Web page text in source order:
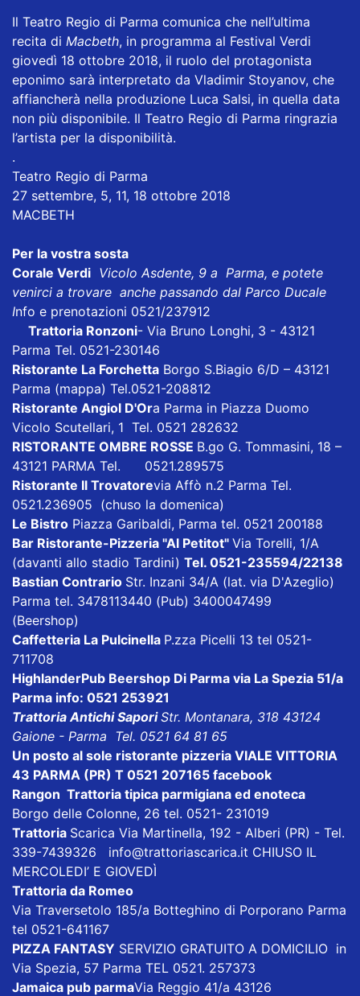
Il Teatro Regio di Parma comunica che nell’ultima
recita di Macbeth, in programma al Festival Verdi
giovedì 18 ottobre 2018, il ruolo del protagonista
eponimo sarà interpretato da Vladimir Stoyanov, che
affiancherà nella produzione Luca Salsi, in quella data
non più disponibile. Il Teatro Regio di Parma ringrazia
l’artista per la disponibilità.
.
Teatro Regio di Parma
27 settembre, 5, 11, 18 ottobre 2018
MACBETH
Per la vostra sosta
Corale Verdi Vicolo Asdente, 9 a Parma, e potete
venirci a trovare anche passando dal Parco Ducale
Info e prenotazioni 0521/237912
Trattoria Ronzoni- Via Bruno Longhi, 3 - 43121
Parma Tel. 0521-230146
Ristorante La Forchetta Borgo S.Biagio 6/D – 43121
Parma (mappa) Tel.0521-208812
Ristorante Angiol D'Ora Parma in Piazza Duomo
Vicolo Scutellari, 1 Tel. 0521 282632
RISTORANTE OMBRE ROSSE B.go G. Tommasini, 18 –
43121 PARMA Tel. 0521.289575
Ristorante Il Trovatorevia Affò n.2 Parma Tel.
0521.236905 (chuso la domenica)
Le Bistro Piazza Garibaldi, Parma tel. 0521 200188
Bar Ristorante-Pizzeria "Al Petitot" Via Torelli, 1/A
(davanti allo stadio Tardini) Tel. 0521-235594/22138
Bastian Contrario Str. Inzani 34/A (lat. via D'Azeglio)
Parma tel. 3478113440 (Pub) 3400047499
(Beershop)
Caffetteria La Pulcinella P.zza Picelli 13 tel 0521-
711708
HighlanderPub Beershop Di Parma via La Spezia 51/a
Parma info: 0521 253921
Trattoria Antichi SaporiStr. Montanara, 318 43124
Gaione - Parma Tel. 0521 64 81 65
Un posto al sole ristorante pizzeria VIALE VITTORIA
43 PARMA (PR) T 0521 207165 facebook
Rangon Trattoria tipica parmigiana ed enoteca
Borgo delle Colonne, 26 tel. 0521- 231019
Trattoria Scarica Via Martinella, 192 - Alberi (PR) - Tel.
339-7439326 info@trattoriascarica.it CHIUSO IL
MERCOLEDI’ E GIOVEDÌ
Trattoria da Romeo
Via Traversetolo 185/a Botteghino di Porporano Parma
tel 0521-641167
PIZZA FANTASY SERVIZIO GRATUITO A DOMICILIO in
Via Spezia, 57 Parma TEL 0521. 257373
Jamaica pub parmaVia Reggio 41/a 43126